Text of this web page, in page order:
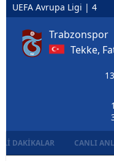
UEFA Avrupa Ligi | 4
Trabzonspor
Tekke,
DAKIKALAR CANLI